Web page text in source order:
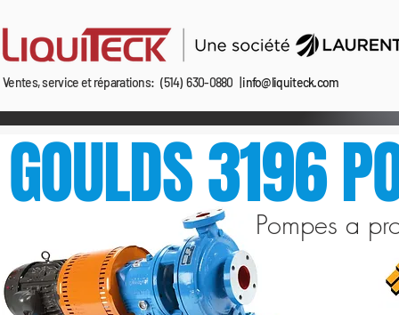
Ventes, service et réparations: (514) 630-0880 |info@liquiteck.com
GOULDS 3196
Pompes a